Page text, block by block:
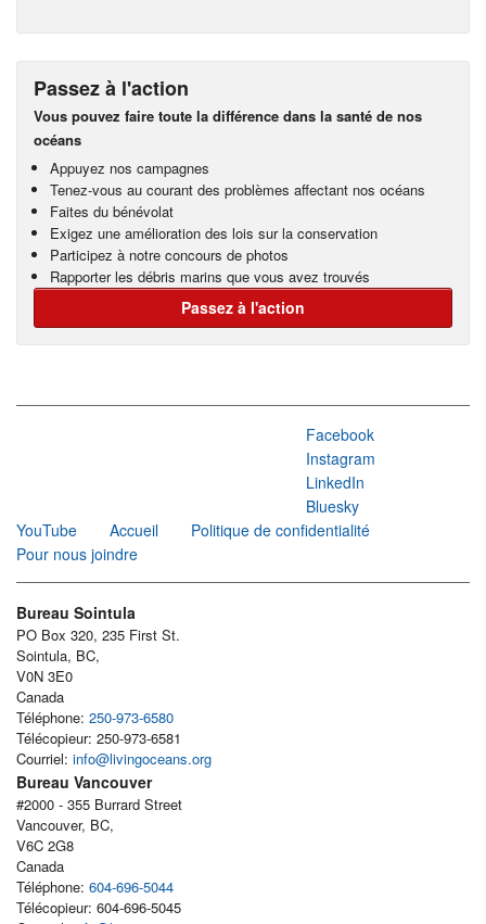
Passez à l'action
Vous pouvez faire toute la différence dans la santé de nos
océans
Appuyez nos campagnes
Tenez-vous au courant des problèmes affectant nos océans
Faites du bénévolat
Exigez une amélioration des lois sur la conservation
Participez à notre concours de photos
Rapporter les débris marins que vous avez trouvés
Passez à l'action
Facebook
Instagram
LinkedIn
Bluesky
YouTube
Accueil
Politique de confidentialité
Pour nous joindre
Bureau Sointula
PO Box 320, 235 First St.
Sointula, BC,
V0N 3E0
Canada
Téléphone: 250-973-6580
Télécopieur: 250-973-6581
Courriel: info@livingoceans.org
Bureau Vancouver
#2000 - 355 Burrard Street
Vancouver, BC,
V6C 2G8
Canada
Téléphone: 604-696-5044
Télécopieur: 604-696-5045